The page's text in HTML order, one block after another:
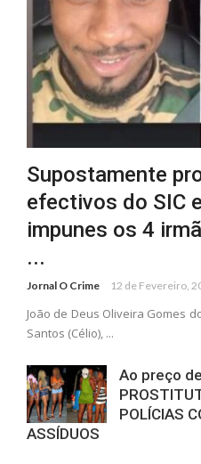
Supostamente
efectivos do SIC
impunes os 4
...
Jornal O Crime 12 de Fevereiro,
João de Deus Oliveira Gomes
Santos (Célio), ...
Ao preço
POLÍCIAS
ASSÍDUOS